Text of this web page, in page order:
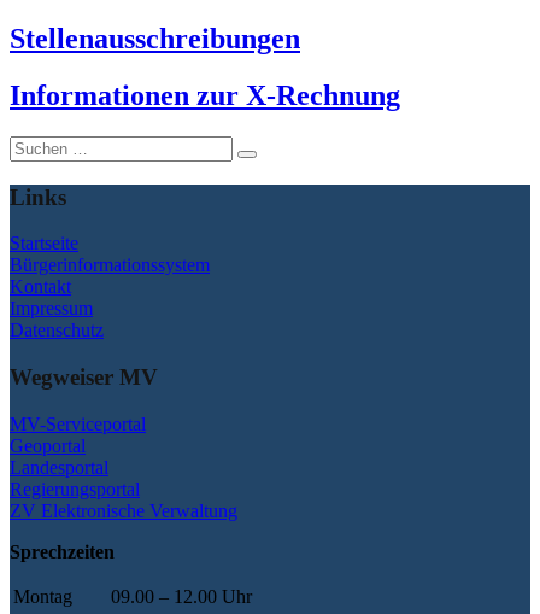
Stellenausschreibungen
Informationen zur X-Rechnung
Suche
nach:
Links
Startseite
Bürgerinformationssystem
Kontakt
Impressum
Datenschutz
Wegweiser MV
MV-Serviceportal
Geoportal
Landesportal
Regierungsportal
ZV Elektronische Verwaltung
Sprechzeiten
Montag
09.00 – 12.00 Uhr